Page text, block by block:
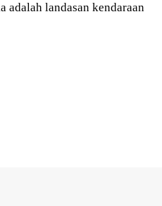
adalah landasan kendaraan